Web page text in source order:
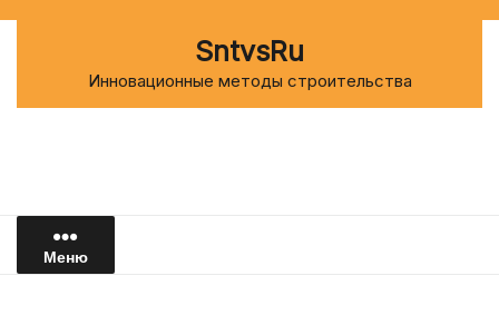
SntvsRu
Инновационные методы строительства
Меню